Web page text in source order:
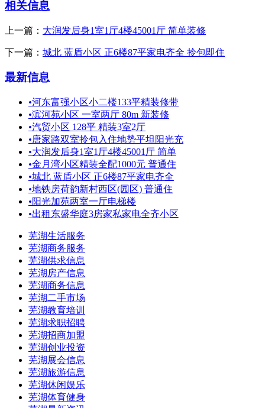
相关信息
上一篇： 大润发后身1室1厅4楼45001厅 简单装修
下一篇： 城北 蓝盾小区 正6楼87平家电齐全 拎包即住
最新信息
•河东富强小区小二楼133平精装修带
•滨河苑小区 一室两厅 80m 新装修
•汽贸小区 128平 精装3室2厅
•唐家路双室拎包入住地势平坦阳光充
•大润发后身1室1厅4楼45001厅 简单
•金月湾小区精装全配1000元 普通住
•城北 蓝盾小区 正6楼87平家电齐全
•地铁房荷韵新村西区(园区) 普通住
•阳光加苑两室一厅电梯楼
•出租东盛华庭3房家私家电全齐小区
芜湖生活服务
芜湖商务服务
芜湖供求信息
芜湖房产信息
芜湖商务信息
芜湖二手市场
芜湖教育培训
芜湖求职招聘
芜湖招商加盟
芜湖创业投资
芜湖展会信息
芜湖旅游信息
芜湖休闲娱乐
芜湖体育健身